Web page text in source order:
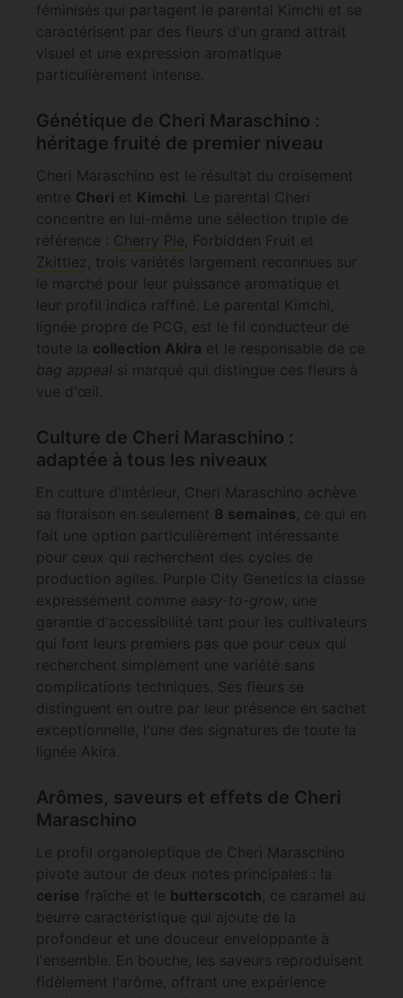
féminisés qui partagent le parental Kimchi et se
caractérisent par des fleurs d'un grand attrait
visuel et une expression aromatique
particulièrement intense.
Génétique de Cheri Maraschino :
héritage fruité de premier niveau
Cheri Maraschino est le résultat du croisement
entre Cheri et Kimchi. Le parental Cheri
concentre en lui-même une sélection triple de
référence : Cherry Pie, Forbidden Fruit et
Zkittlez , trois variétés largement reconnues sur
le marché pour leur puissance aromatique et
leur profil indica raffiné. Le parental Kimchi,
lignée propre de PCG, est le fil conducteur de
toute la collection Akira et le responsable de ce
bag appeal si marqué qui distingue ces fleurs à
vue d'œil.
Culture de Cheri Maraschino :
adaptée à tous les niveaux
En culture d'intérieur, Cheri Maraschino achève
sa floraison en seulement 8 semaines, ce qui en
fait une option particulièrement intéressante
pour ceux qui recherchent des cycles de
production agiles. Purple City Genetics la classe
expressément comme easy-to-grow, une
garantie d'accessibilité tant pour les cultivateurs
qui font leurs premiers pas que pour ceux qui
recherchent simplement une variété sans
complications techniques. Ses fleurs se
distinguent en outre par leur présence en sachet
exceptionnelle, l'une des signatures de toute la
lignée Akira.
Arômes, saveurs et effets de Cheri
Maraschino
Le profil organoleptique de Cheri Maraschino
pivote autour de deux notes principales : la
cerise fraîche et le butterscotch, ce caramel au
beurre caractéristique qui ajoute de la
profondeur et une douceur enveloppante à
l'ensemble. En bouche, les saveurs reproduisent
fidèlement l'arôme, offrant une expérience